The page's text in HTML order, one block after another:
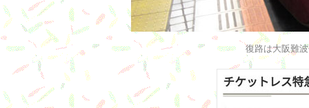
復路は大阪難